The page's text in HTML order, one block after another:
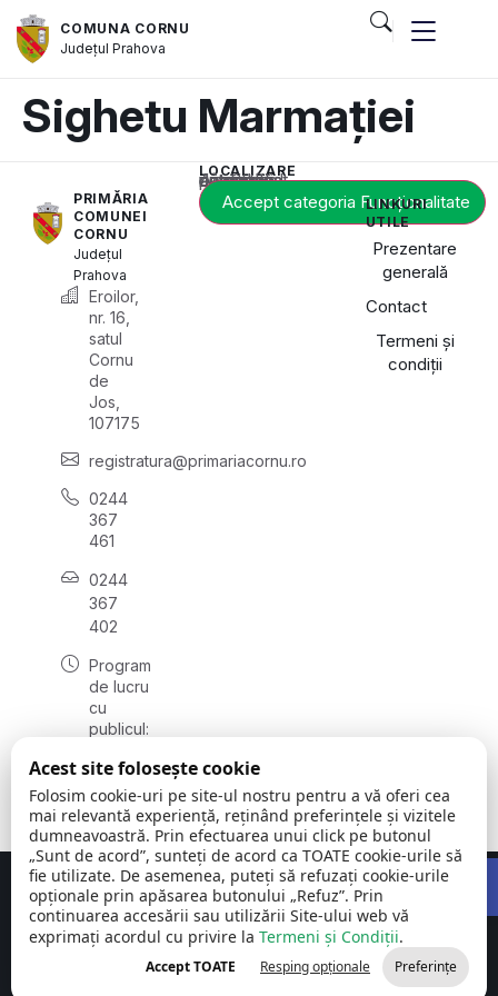
COMUNA CORNU
JudețulPrahova
Sighetu Marmației
PRIMĂRIA
COMUNEI
CORNU
Județul
Prahova
Eroilor,
nr. 16,
satul
Cornu
de
Jos,
107175
registratura@primariacornu.ro
0244
367
461
0244
367
402
Program
de lucru
cu
publicul:
vineri
08:00 -
16:00
LOCALIZARE
Acest conținut este blocat până când acceptați categoria de cookie-uri necesară.
Accept categoria Funcționalitate
LINKURI
UTILE
Prezentare
generală
Contact
Termeni și
condiții
Comuna Cornu
| Județul
Prahova
©
2026
Toate
drepturile
rezervate
Concept realizat deBig Media Relații Publice SRL
Acest site folosește cookie
Folosim cookie-uri pe site-ul nostru pentru a vă oferi cea
mai relevantă experiență, reținând preferințele și vizitele
dumneavoastră. Prin efectuarea unui click pe butonul
„Sunt de acord”, sunteți de acord ca TOATE cookie-urile să
fie utilizate. De asemenea, puteți să refuzați cookie-urile
opționale prin apăsarea butonului „Refuz”. Prin
continuarea accesării sau utilizării Site-ului web vă
exprimați acordul cu privire la Termeni și Condiții.
Accept TOATE Resping opționale Preferințe